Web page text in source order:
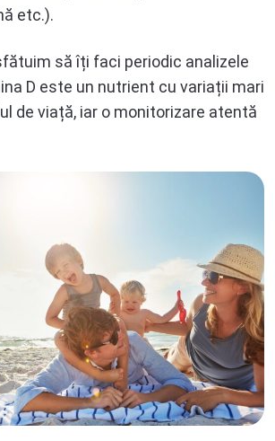
etc.).
să îți faci periodic analizele
D este un nutrient cu variații mari
de viață, iar o monitorizare atentă